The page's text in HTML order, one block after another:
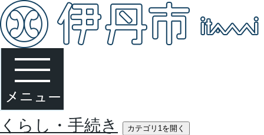
くらし・手続き カテゴリ1を開く